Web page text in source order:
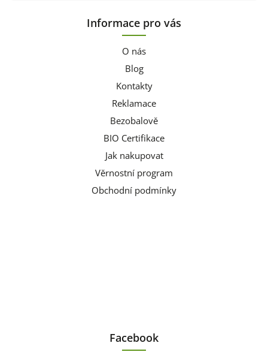
Informace pro vás
O nás
Blog
Kontakty
Reklamace
Bezobalově
BIO Certifikace
Jak nakupovat
Věrnostní program
Obchodní podmínky
Facebook